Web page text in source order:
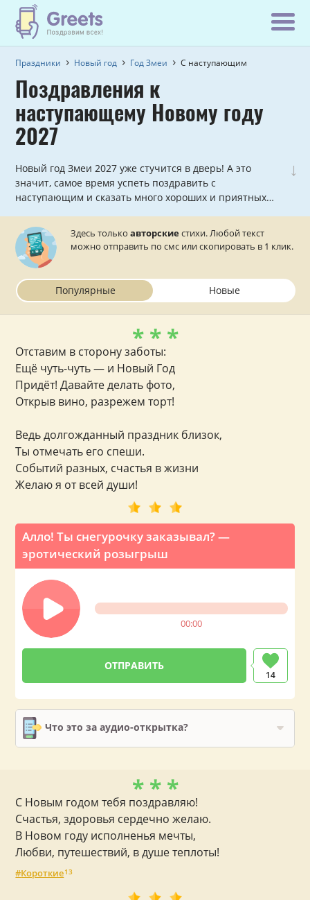
Праздники Новый год Год Змеи С наступающим
Поздравления к
наступающему Новому году
2027
↓
Новый год Змеи 2027 уже стучится в дверь! А это
значит, самое время успеть поздравить с
наступающим и сказать много хороших и приятных
красивые новогодние поздравления, написанные в
стихах, которые можно отправить прямо с сайта.
Здесь толькоавторские стихи. Любой текст
можно отправить по смс или скопировать в 1 клик.
Популярные Новые
Алло! Ты снегурочку заказывал? —
эротический розыгрыш
00:00
14
Что это за аудио-открытка?
* * *
Отставим в сторону заботы:
Ещё чуть-чуть — и Новый Год
Придёт! Давайте делать фото,
Открыв вино, разрежем торт!
Ведь долгожданный праздник близок,
Ты отмечать его спеши.
Событий разных, счастья в жизни
Желаю я от всей души!
* * *
С Новым годом тебя поздравляю!
Счастья, здоровья сердечно желаю.
В Новом году исполненья мечты,
Любви, путешествий, в душе теплоты!
Короткие13